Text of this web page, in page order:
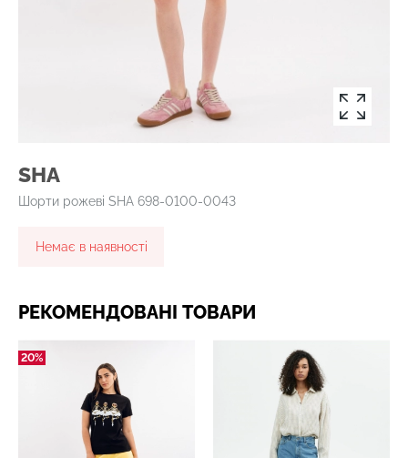
SHA
Шорти рожеві SHA 698-0100-0043
Немає в наявності
РЕКОМЕНДОВАНІ ТОВАРИ
20%